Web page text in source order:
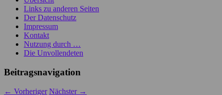
Links zu anderen Seiten
Der Datenschutz
Impressum
Kontakt
Nutzung durch …
Die Unvollendeten
Beitragsnavigation
← Vorheriger Nächster →